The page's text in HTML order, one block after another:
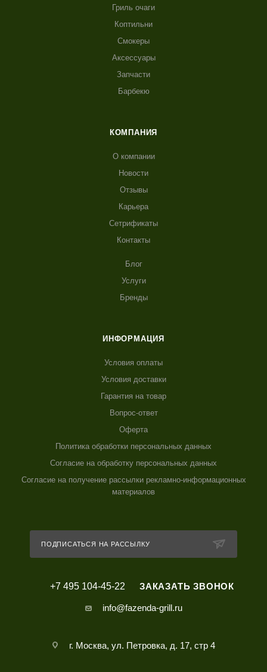
Гриль очаги
Коптильни
Смокеры
Аксессуары
Запчасти
Барбекю
КОМПАНИЯ
О компании
Новости
Отзывы
Карьера
Сетрификаты
Контакты
Блог
Услуги
Бренды
ИНФОРМАЦИЯ
Условия оплаты
Условия доставки
Гарантия на товар
Вопрос-ответ
Оферта
Политика обработки персональных данных
Согласие на обработку персональных данных
Согласие на получение рассылки рекламно-информационных
материалов
ПОДПИСАТЬСЯ НА РАССЫЛКУ
+7 495 104-45-22 ЗАКАЗАТЬ ЗВОНОК
info@fazenda-grill.ru
г. Москва, ул. Петровка, д. 17, стр 4